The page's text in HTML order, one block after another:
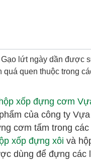
lứt ngày dần được
quá quen thuộc trong
xốp đựng cơm
của công ty
cơm tấm trong
xốp đựng xôi và
dùng để đựng các